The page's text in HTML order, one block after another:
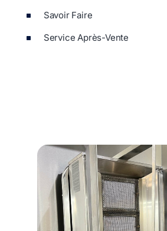
Savoir Faire
Service Après-Vente